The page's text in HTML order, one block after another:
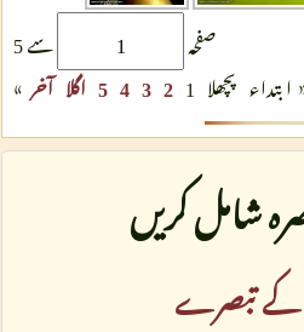
صفحہ
سے 5
ابتداء پچھلا 1
2
3
4
5 اگلا آخر»
شامل کریں
کے تبصرے